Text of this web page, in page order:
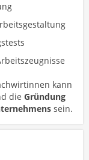
kann
die Gründung
sein.